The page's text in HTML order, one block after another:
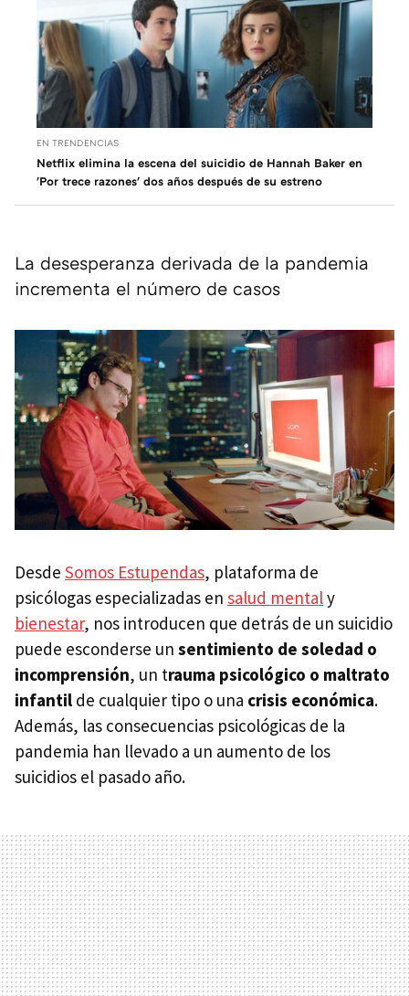
EN TRENDENCIAS
Netflix elimina la escena del suicidio de Hannah Baker en
'Por trece razones' dos años después de su estreno
La desesperanza derivada de la pandemia
incrementa el número de casos
Desde Somos Estupendas, plataforma de
psicólogas especializadas en salud mentaly
bienestar, nos introducen que detrás de un suicidio
puede esconderse un sentimiento de soledad o
incomprensión, un trauma psicológico o maltrato
infantil de cualquier tipo o una crisis económica.
Además, las consecuencias psicológicas de la
pandemia han llevado a un aumento de los
suicidios el pasado año.